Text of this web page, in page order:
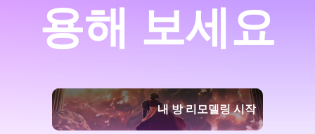
용해 보세요
내 방 리모델링 시작